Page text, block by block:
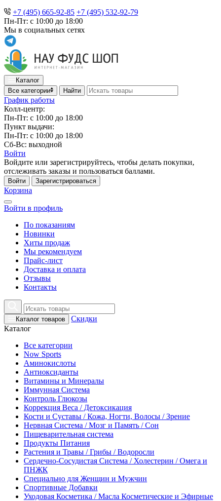
+7 (495) 665-92-85 +7 (495) 532-92-79
Пн-Пт: с 10:00 до 18:00
Мы в социальных сетях
Каталог
Все категории
Найти
График работы
Колл-центр:
Пн-Пт: с 10:00 до 18:00
Пункт выдачи:
Пн-Пт: с 10:00 до 18:00
Сб-Вс: выходной
Войти
Войдите или зарегистрируйтесь, чтобы делать покупки,
отслеживать заказы и пользоваться баллами.
Войти Зарегистрироваться
Корзина
Войти в профиль
По показаниям
Новинки
Хиты продаж
Мы рекомендуем
Прайс-лист
Доставка и оплата
Отзывы
Контакты
Каталог товаров
Скидки
Каталог
Все категории
Now Sports
Аминокислоты
Антиоксиданты
Витамины и Минералы
Иммунная Система
Контроль Глюкозы
Коррекция Веса / Детоксикация
Кости и Суставы / Кожа, Ногти, Волосы / Зрение
Нервная Система / Мозг и Память / Сон
Пищеварительная система
Продукты Питания
Растения и Травы / Грибы / Водоросли
Сердечно-Сосудистая Система / Холестерин / Омега и
ПНЖК
Специально для Женщин и Мужчин
Спортивные Добавки
Уходовая Косметика / Масла Косметические и Эфирные